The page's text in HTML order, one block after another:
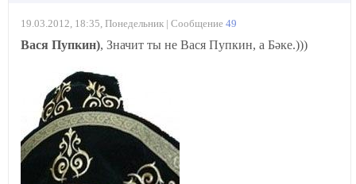
19.03.2012, 18:35, Понедельник | Сообщение 49
Вася Пупкин), Значит ты не Вася Пупкин, а Бәке.)))